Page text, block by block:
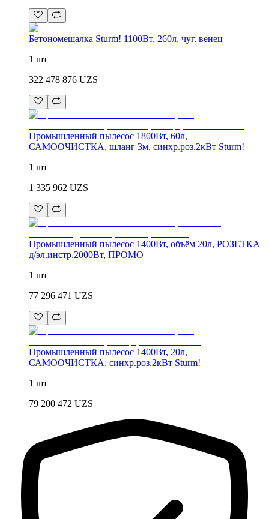
Бетономешалка Sturm! 1100Вт, 260л, чуг. венец
1 шт
322 478 876 UZS
Промышленный пылесос 1800Вт, 60л,
САМООЧИСТКА, шланг 3м, синхр.роз.2кВт Sturm!
1 шт
1 335 962 UZS
Промышленный пылесос 1400Вт, объём 20л, РОЗЕТКА
д/эл.инстр.2000Вт, ПРОМО
1 шт
77 296 471 UZS
Промышленный пылесос 1400Вт, 20л,
САМООЧИСТКА, синхр.роз.2кВт Sturm!
1 шт
79 200 472 UZS